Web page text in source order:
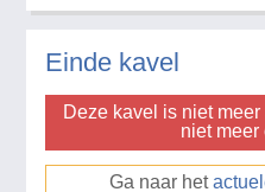
Einde kavel
Deze kavel is niet
niet meer
Ga naar het